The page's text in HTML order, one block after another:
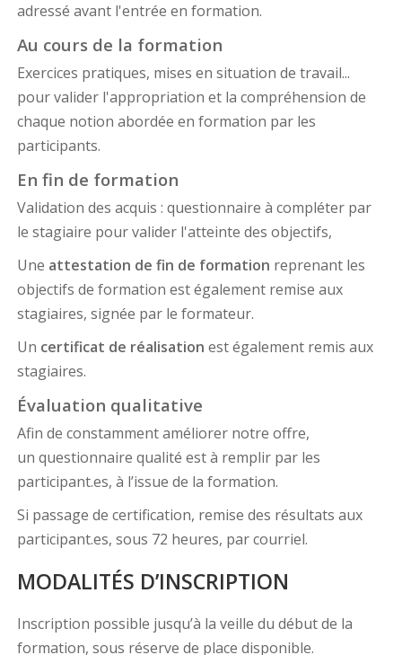
adressé avant l'entrée en formation.
Au cours de la formation
Exercices pratiques, mises en situation de travail...
pour valider l'appropriation et la compréhension de
chaque notion abordée en formation par les
participants.
En fin de formation
Validation des acquis : questionnaire à compléter par
le stagiaire pour valider l'atteinte des objectifs,
Une attestation de fin de formation reprenant les
objectifs de formation est également remise aux
stagiaires, signée par le formateur.
Un certificat de réalisation est également remis aux
stagiaires.
Évaluation qualitative
Afin de constamment améliorer notre offre,
un questionnaire qualité est à remplir par les
participant.es, à l’issue de la formation.
Si passage de certification, remise des résultats aux
participant.es, sous 72 heures, par courriel.
MODALITÉS D’INSCRIPTION
Inscription possible jusqu’à la veille du début de la
formation, sous réserve de place disponible.